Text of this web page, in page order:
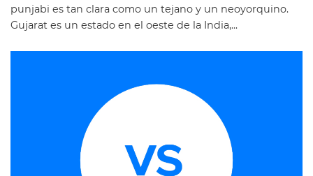
punjabi es tan clara como un tejano y un neoyorquino.
Gujarat es un estado en el oeste de la India,...